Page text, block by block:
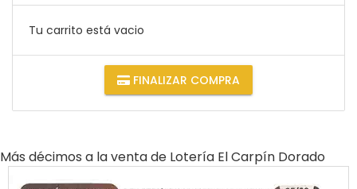
Tu carrito está vacio
FINALIZAR COMPRA
Más décimos a la venta de Lotería El Carpín Dorado